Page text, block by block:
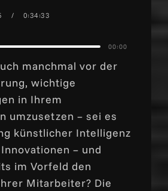
0:34:33
00:00
manchmal vor der
wichtige
in Ihrem
umzusetzen – sei es
künstlicher Intelligenz
– und
im Vorfeld den
Mitarbeiter? Die